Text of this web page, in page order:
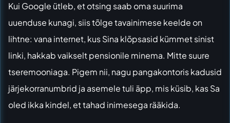
Kui Google ütleb, et otsing saab oma suurima
uuenduse kunagi, siis tõlge tavainimese keelde on
lihtne: vana internet, kus Sina klõpsasid kümmet sinist
linki, hakkab vaikselt pensionile minema. Mitte suure
tseremooniaga. Pigem nii, nagu pangakontoris kadusid
järjekorranumbrid ja asemele tuli äpp, mis küsib, kas Sa
oled ikka kindel, et tahad inimesega rääkida.